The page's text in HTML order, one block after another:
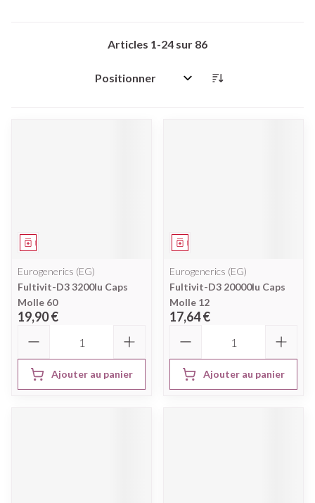
Articles 1-24 sur 86
Trier par:
Médicament
Eurogenerics (EG)
Fultivit-D3 3200Iu Caps
Molle 60
19,90 €
Ajouter au panier
Médicament
Eurogenerics (EG)
Fultivit-D3 20000Iu Caps
Molle 12
17,64 €
Ajouter au panier